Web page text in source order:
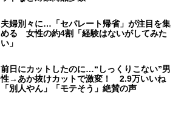
夫婦別々に…「セパレート帰省」が注目を集
める 女性の約4割「経験はないがしてみた
い」
前日にカットしたのに…“しっくりこない”男
性→あか抜けカットで激変！ 2.9万いいね
「別人やん」「モテそう」絶賛の声